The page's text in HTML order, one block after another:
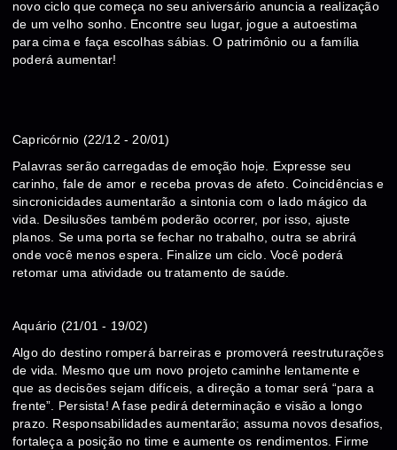
novo ciclo que começa no seu aniversário anuncia a realização
de um velho sonho. Encontre seu lugar, jogue a autoestima
para cima e faça escolhas sábias. O patrimônio ou a família
poderá aumentar!
Capricórnio (22/12 - 20/01)
Palavras serão carregadas de emoção hoje. Expresse seu
carinho, fale de amor e receba provas de afeto. Coincidências e
sincronicidades aumentarão a sintonia com o lado mágico da
vida. Desilusões também poderão ocorrer, por isso, ajuste
planos. Se uma porta se fechar no trabalho, outra se abrirá
onde você menos espera. Finalize um ciclo. Você poderá
retomar uma atividade ou tratamento de saúde.
Aquário (21/01 - 19/02)
Algo do destino romperá barreiras e promoverá reestruturações
de vida. Mesmo que um novo projeto caminhe lentamente e
que as decisões sejam difíceis, a direção a tomar será “para a
frente”. Persista! A fase pedirá determinação e visão a longo
prazo. Responsabilidades aumentarão; assuma novos desafios,
fortaleça a posição no time e aumente os rendimentos. Firme